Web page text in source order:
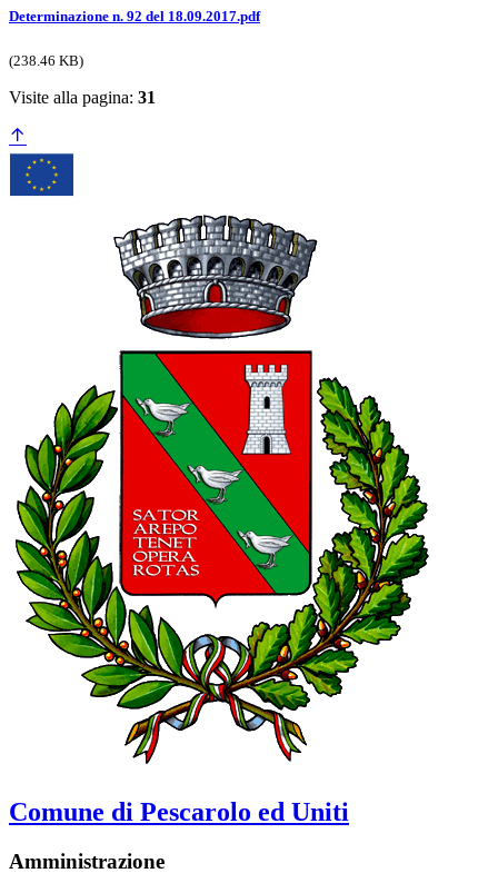
Determinazione n. 92 del 18.09.2017.pdf
(238.46 KB)
Visite alla pagina: 31
Comune di Pescarolo ed Uniti
Amministrazione